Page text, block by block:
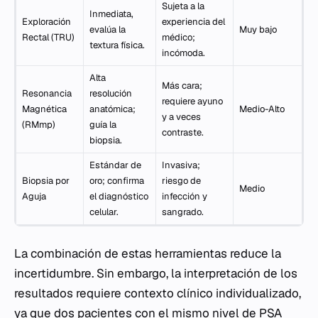
Exploración
Rectal (TRU)
Inmediata,
evalúa la
textura física.
Sujeta a la
experiencia del
médico;
incómoda.
Muy bajo
Resonancia
Magnética
(RMmp)
Alta
resolución
anatómica;
guía la
biopsia.
Más cara;
requiere ayuno
y a veces
contraste.
Medio-Alto
Biopsia por
Aguja
Estándar de
oro; confirma
el diagnóstico
celular.
Invasiva;
riesgo de
infección y
sangrado.
Medio
La combinación de estas herramientas reduce la
incertidumbre. Sin embargo, la interpretación de los
resultados requiere contexto clínico individualizado,
ya que dos pacientes con el mismo nivel de PSA